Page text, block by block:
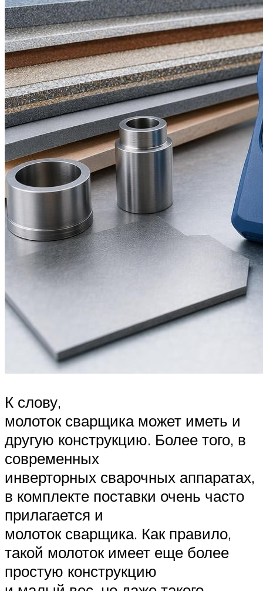
К слову,
молоток сварщика может иметь и
другую конструкцию. Более того, в
современных
инверторных сварочных аппаратах,
в комплекте поставки очень часто
прилагается и
молоток сварщика. Как правило,
такой молоток имеет еще более
простую конструкцию